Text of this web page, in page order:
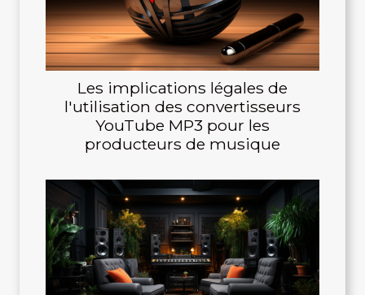
Les implications légales de
l'utilisation des convertisseurs
YouTube MP3 pour les
producteurs de musique